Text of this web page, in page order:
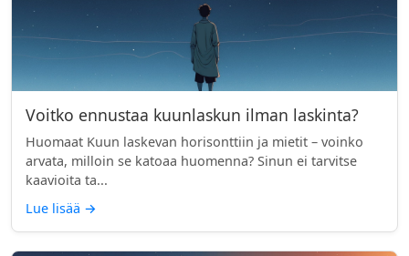
Voitko ennustaa kuunlaskun ilman laskinta?
Huomaat Kuun laskevan horisonttiin ja mietit – voinko
arvata, milloin se katoaa huomenna? Sinun ei tarvitse
kaavioita ta...
Lue lisää →